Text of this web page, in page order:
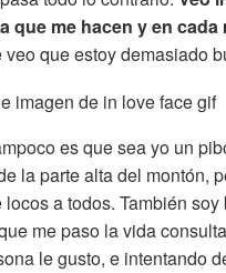
que me hacen y en cada
veo que estoy demasiado
es que sea yo un
la parte alta del montón,
a todos. También
me paso la vida
le gusto, e intentando